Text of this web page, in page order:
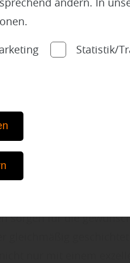
das Paneel direkt
der Wandverkleidung
oder einem
Von hell bis
es eine reiche
Handgriffen entweder
“, so Aidelsburger aus
sorgen für die
Statistik/